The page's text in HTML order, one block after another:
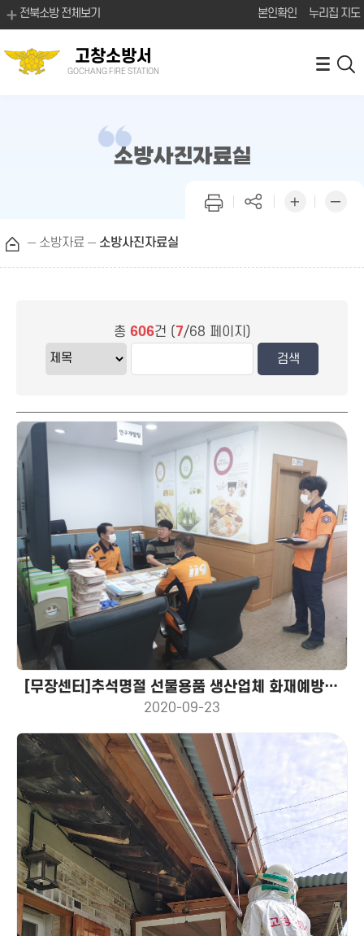
전북소방 전체보기 본인확인 누리집 지도
고창소방서
GOCHANG FIRE STATION
소방사진자료실
소방자료 소방사진자료실
총 606건 (7/68 페이지)
[무장센터]추석명절 선물용품 생산업체 화재예방대책
2020-09-23